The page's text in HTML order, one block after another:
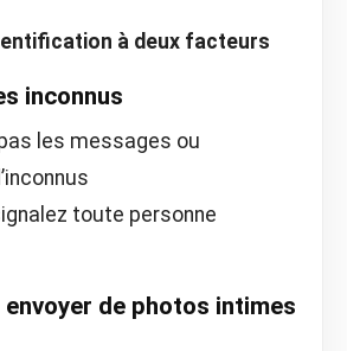
à deux facteurs
inconnus
les messages ou
toute personne
envoyer de photos intimes